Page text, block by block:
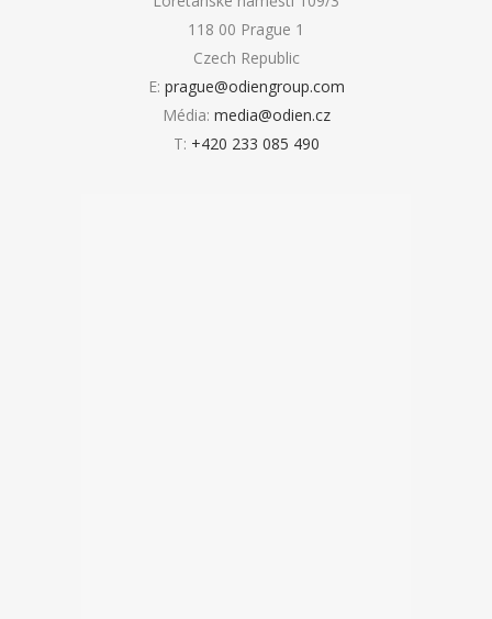
118 00 Prague 1
Czech Republic
E: prague@odiengroup.com
Média: media@odien.cz
T: +420 233 085 490